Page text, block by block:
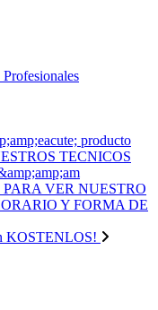
producto
TECNICOS
VER NUESTRO
Y FORMA DE
KOSTENLOS!